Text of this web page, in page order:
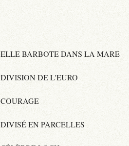
ELLE BARBOTE DANS LA MARE
DIVISION DE L'EURO
COURAGE
DIVISÉ EN PARCELLES